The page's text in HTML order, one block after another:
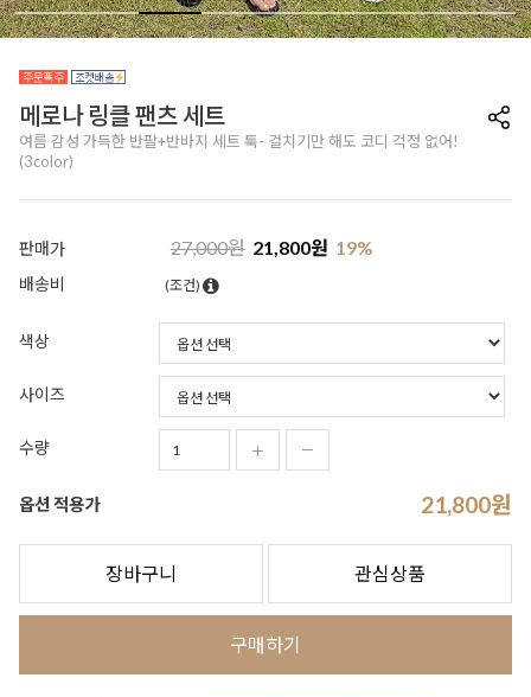
메로나 링클 팬츠 세트
여름 감성 가득한 반팔+반바지 세트 툭- 걸치기만 해도 코디 걱정 없어!
(3color)
판매가 27,000원 21,800원 19%
배송비 (조건)
색상
사이즈
수량
옵션 적용가 21,800원
장바구니 관심상품
구매하기